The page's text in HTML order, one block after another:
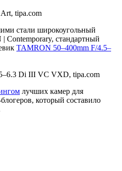
tipa.com
стали широкоугольный
Contemporary, стандартный
TAMRON 50–400mm F/4.5–
Di III VC VXD, tipa.com
лучших камер для
который составило